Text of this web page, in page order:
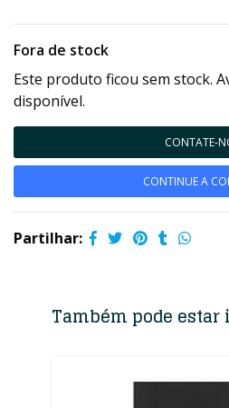
Fora de stock
Este produto ficou sem stock.
disponível.
CONTATE-
CONTINUE A
Partilhar:
Também pode estar